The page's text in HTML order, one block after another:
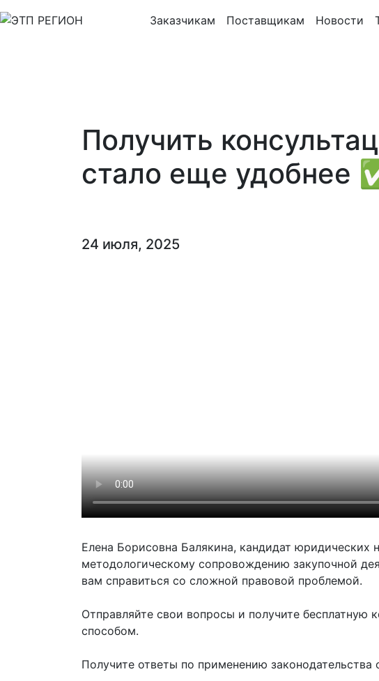
Заказчикам Поставщикам Новости
Получить
стало еще удобнее
24 июля, 2025
Елена Борисовна Балякина, кандидат юридических
методологическому сопровождению закупочной
вам справиться со сложной правовой проблемой.
Отправляйте свои вопросы и получите бесплатную
способом.
Получите ответы по применению законодательства